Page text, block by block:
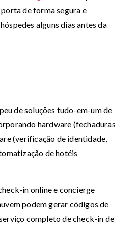
de forma segura e
alguns dias antes da
de soluções tudo-em-um de
hardware (fechaduras
(verificação de identidade,
de hotéis
in online e concierge
podem gerar códigos de
completo de check-in de